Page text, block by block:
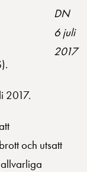
DN
6 juli
2017
2017.
och utsatt